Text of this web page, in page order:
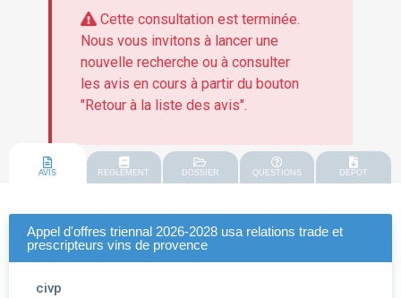
Cette consultation est terminée.
Nous vous invitons à lancer une
nouvelle recherche ou à consulter
les avis en cours à partir du bouton
"Retour à la liste des avis".
AVIS REGLEMENT DOSSIER QUESTIONS DEPOT
Appel d'offres triennal 2026-2028 usa relations trade et
prescripteurs vins de provence
civp